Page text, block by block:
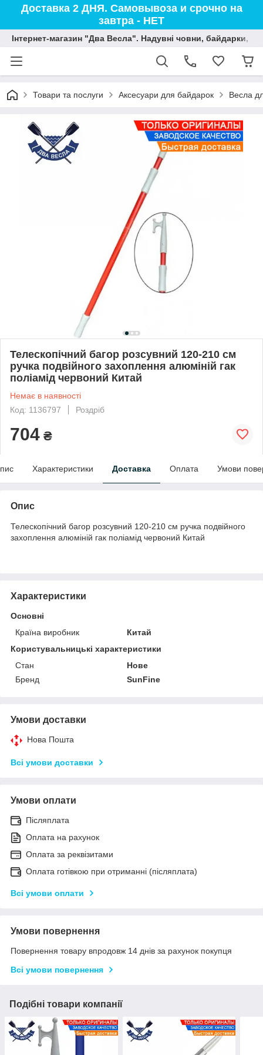
Доставка 2 ДНЯ. Самовывоза и срочно на
завтра - НЕТ
Інтернет-магазин "Два Весла". Надувні човни, байдарки,
Товари та послуги Аксесуари для байдарок Весла
Телескопічний багор розсувний 120-210 см
ручка подвійного захоплення алюміній гак
поліамід червоний Китай
Немає в наявності
Код: 1136797
Роздріб
704 ₴
Характеристики Доставка Оплата Умови
Опис
Телескопічний багор розсувний 120-210 см ручка подвійного
захоплення алюміній гак поліамід червоний Китай
Характеристики
Основні
Країна виробник
Китай
Користувальницькі характеристики
Стан
Нове
Бренд
SunFine
Умови доставки
Нова Пошта
Всі умови доставки
Умови оплати
Післяплата
Оплата на рахунок
Оплата за реквізитами
Оплата готівкою при отриманні (післяплата)
Всі умови оплати
Умови повернення
Повернення товару впродовж 14 днів за рахунок покупця
Всі умови повернення
Подібні товари компанії